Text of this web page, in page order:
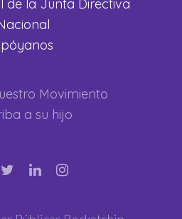
de la Junta Directiva
Movimiento
a su hijo